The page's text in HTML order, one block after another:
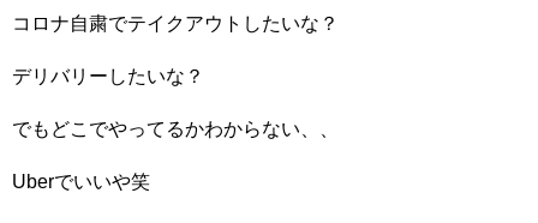
コロナ自粛でテイクアウトしたいな？
デリバリーしたいな？
でもどこでやってるかわからない、、
Uberでいいや笑